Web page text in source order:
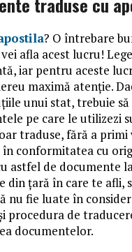
? O întrebare
afla acest lucru!
iar pentru aceste
maximă atenție.
unui stat, trebuie să
pe care le utilizezi
traduse, fără a
în conformitatea cu
astfel de documente
din țară în care te afli,
nu fie luate în
procedura de
documentelor.